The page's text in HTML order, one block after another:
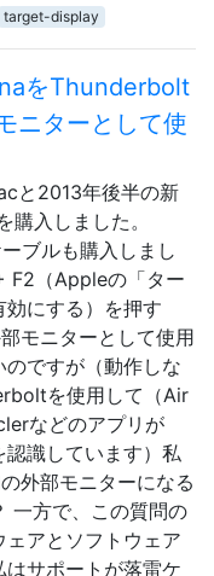
target-display
をThunderbolt
ニターとして使
と2013年後半の新
入しました。
ブルも購入しまし
F2（Appleの「ター
にする）を押す
モニターとして使用
ですが（動作しな
を使用して（Air
などのアプリが
識しています）私
外部モニターになる
一方で、この質問の
アとソフトウェア
サポートが落雷ケ